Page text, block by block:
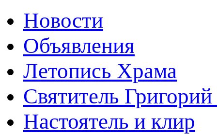
Новости
Объявления
Летопись Храма
Святитель
Настоятель и клир